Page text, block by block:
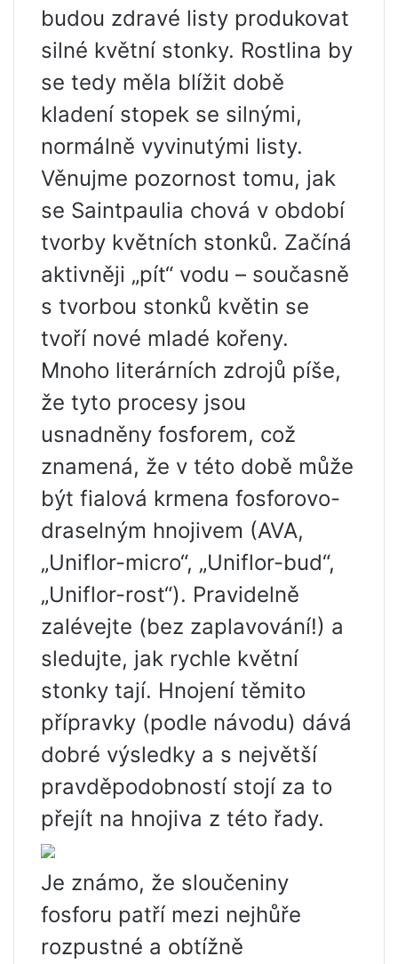
budou zdravé listy produkovat
silné květní stonky. Rostlina by
se tedy měla blížit době
kladení stopek se silnými,
normálně vyvinutými listy.
Věnujme pozornost tomu, jak
se Saintpaulia chová v období
tvorby květních stonků. Začíná
aktivněji „pít“ vodu – současně
s tvorbou stonků květin se
tvoří nové mladé kořeny.
Mnoho literárních zdrojů píše,
že tyto procesy jsou
usnadněny fosforem, což
znamená, že v této době může
být fialová krmena fosforovo-
draselným hnojivem (AVA,
„Uniflor-micro“, „Uniflor-bud“,
„Uniflor-rost“). Pravidelně
zalévejte (bez zaplavování!) a
sledujte, jak rychle květní
stonky tají. Hnojení těmito
přípravky (podle návodu) dává
dobré výsledky a s největší
pravděpodobností stojí za to
přejít na hnojiva z této řady.
Je známo, že sloučeniny
fosforu patří mezi nejhůře
rozpustné a obtížně